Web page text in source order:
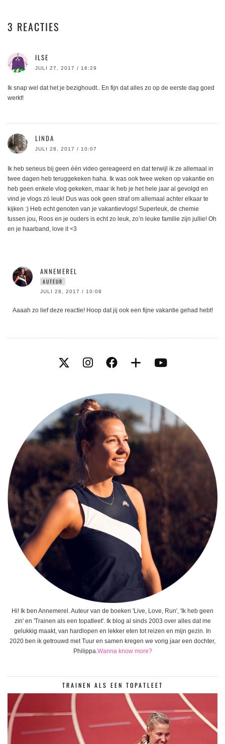
3 REACTIES
ILSE
JULI 27, 2017 / 16:29
Ik snap wel dat het je bezighoudt.. En fijn dat alles zo op de eerste dag goed
werkt!
LINDA
JULI 28, 2017 / 10:07
Ik heb serieus bij geen één video gereageerd en dat terwijl ik ze allemaal in
twee dagen heb teruggekeken haha. Ik was ook twee weken op vakantie en
heb geen enkele vlog gekeken, maar ik heb je het hele jaar al gevolgd en
vind je vlogs zó leuk! Dus was ook geen straf om allemaal achter elkaar te
kijken :) Heb echt genoten van je vakantievlogs! Superleuk, de chemie
tussen jou, Roos en je ouders is echt zo leuk, zo’n leuke familie zijn jullie! Oh
en je haarband, love it <3
ANNEMEREL
AUTEUR
JULI 28, 2017 / 10:08
Aaaah zo lief deze reactie! Hoop dat jij ook een fijne vakantie gehad hebt!
Hi! Ik ben Annemerel. Auteur van de boeken 'Live, Love, Run', 'Ik heb geen
zin' en 'Trainen als een topatleet'. Ik blog al sinds 2003 over alles dat me
gelukkig maakt, van hardlopen en lekker eten tot reizen en mijn gezin. In
2020 ben ik getrouwd met Tuur en samen kregen we vorig jaar een dochter,
Philippa.Wanna know more?
TRAINEN ALS EEN TOPATLEET